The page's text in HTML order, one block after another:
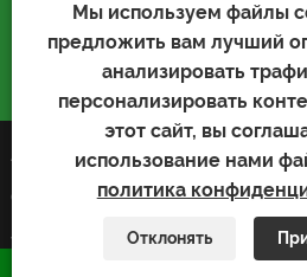
Мы используем файлы
предложить вам лучший
анализировать
персонализировать
этот сайт, вы
использование нами
политика
Отклонять
Авторские права © 2023 Kaiyu
Сумка для автомобилей, сумка
Bopp, сумка для автоматической
упаковки - Все права защищены.